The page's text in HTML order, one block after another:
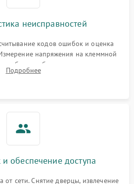
неисправностей
кодов ошибок и оценка
напряжения на клеммной
на проблемы с нагревом,
или блокировкой дверцы.
Подробнее
обеспечение доступа
от сети. Снятие дверцы, извлечение